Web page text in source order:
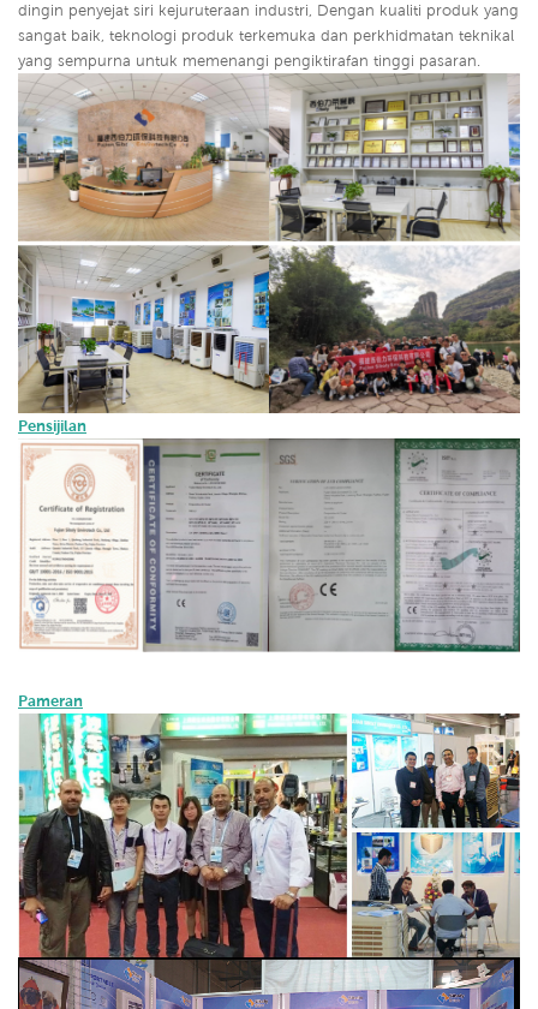
dingin penyejat siri kejuruteraan industri, Dengan kualiti produk yang
sangat baik, teknologi produk terkemuka dan perkhidmatan teknikal
yang sempurna untuk memenangi pengiktirafan tinggi pasaran.
Pensijilan
Pameran